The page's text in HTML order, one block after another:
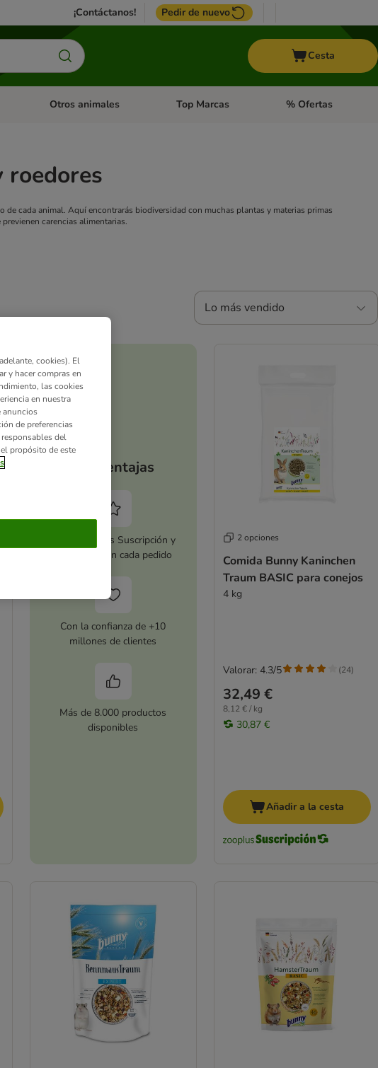
¡Contáctanos! Pedir de nuevo
Cesta
abierto: Roedores y +
Menú de categoria abierto: Pájaros
Otros animales Menú de categoria abierto: Otros animales
Top Marcas Menú de categoria
% Ofertas
roedores
cada animal. Aquí encontrarás biodiversidad con muchas plantas y materias primas
carencias alimentarias.
Lo más vendido
Tus ventajas
Activa zooplus Suscripción y
ahorra 5 % en cada pedido
Con la confianza de +10
millones de clientes
Más de 8.000 productos
disponibles
2 opciones
Comida Bunny Kaninchen
Traum BASIC para conejos
4 kg
32,49 €
8,12 € / kg
30,87 €
Valorar: 4.3/5 (24)
Añadir a la cesta
cookies). El
y hacer compras en
las cookies
en nuestra
anuncios
de preferencias
del
propósito de este